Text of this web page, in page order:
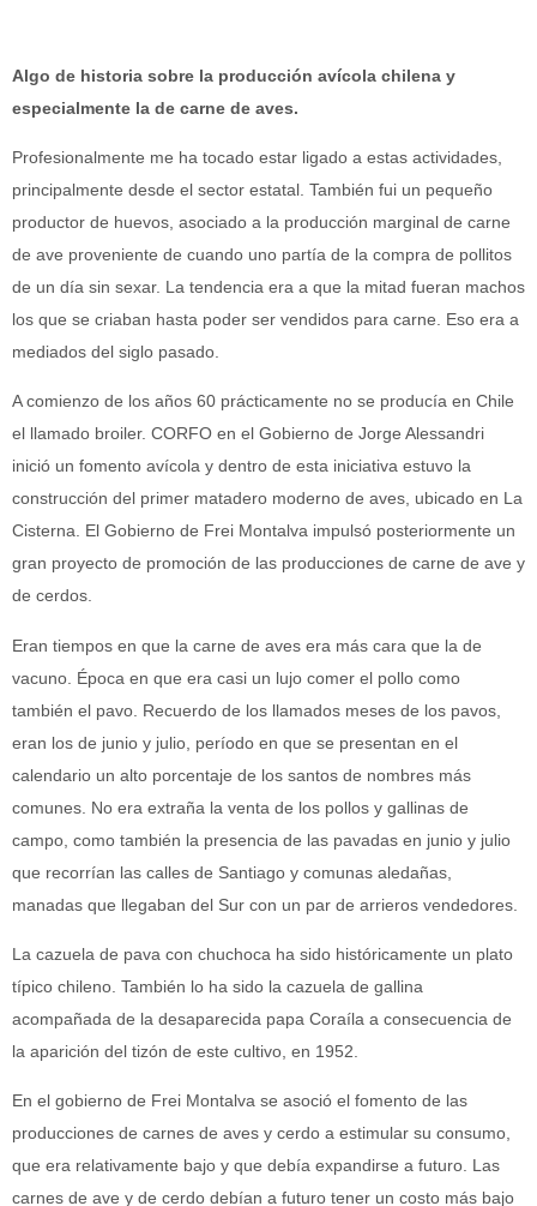
Algo de historia sobre la producción avícola chilena y
especialmente la de carne de aves.
Profesionalmente me ha tocado estar ligado a estas actividades,
principalmente desde el sector estatal. También fui un pequeño
productor de huevos, asociado a la producción marginal de carne
de ave proveniente de cuando uno partía de la compra de pollitos
de un día sin sexar. La tendencia era a que la mitad fueran machos
los que se criaban hasta poder ser vendidos para carne. Eso era a
mediados del siglo pasado.
A comienzo de los años 60 prácticamente no se producía en Chile
el llamado broiler. CORFO en el Gobierno de Jorge Alessandri
inició un fomento avícola y dentro de esta iniciativa estuvo la
construcción del primer matadero moderno de aves, ubicado en La
Cisterna. El Gobierno de Frei Montalva impulsó posteriormente un
gran proyecto de promoción de las producciones de carne de ave y
de cerdos.
Eran tiempos en que la carne de aves era más cara que la de
vacuno. Época en que era casi un lujo comer el pollo como
también el pavo. Recuerdo de los llamados meses de los pavos,
eran los de junio y julio, período en que se presentan en el
calendario un alto porcentaje de los santos de nombres más
comunes. No era extraña la venta de los pollos y gallinas de
campo, como también la presencia de las pavadas en junio y julio
que recorrían las calles de Santiago y comunas aledañas,
manadas que llegaban del Sur con un par de arrieros vendedores.
La cazuela de pava con chuchoca ha sido históricamente un plato
típico chileno. También lo ha sido la cazuela de gallina
acompañada de la desaparecida papa Coraíla a consecuencia de
la aparición del tizón de este cultivo, en 1952.
En el gobierno de Frei Montalva se asoció el fomento de las
producciones de carnes de aves y cerdo a estimular su consumo,
que era relativamente bajo y que debía expandirse a futuro. Las
carnes de ave y de cerdo debían a futuro tener un costo más bajo